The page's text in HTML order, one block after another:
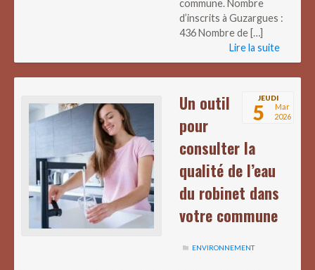
commune. Nombre
d’inscrits à Guzargues :
436 Nombre de […]
Lire la suite
JEUDI
5
Mar
2026
Un outil
pour
consulter la
qualité de l’eau
du robinet dans
votre commune
ENVIRONNEMENT